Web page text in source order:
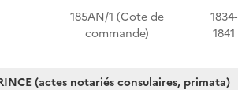
185AN/1 (Cote de
commande)
1834-
1841
(actes notariés consulaires, primata)